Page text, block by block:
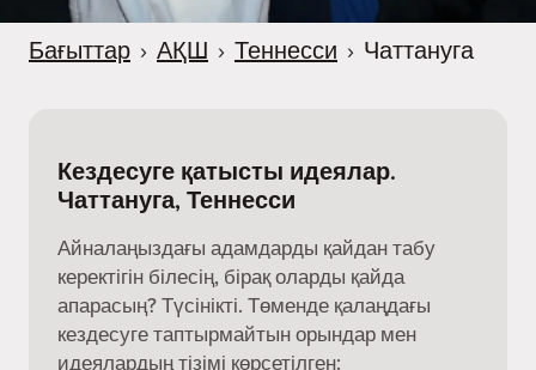
Бағыттар › АҚШ › Теннесси › Чаттануга
Кездесуге қатысты идеялар.
Чаттануга, Теннесси
Айналаңыздағы адамдарды қайдан табу
керектігін білесің, бірақ оларды қайда
апарасың? Түсінікті. Төменде қалаңдағы
кездесуге таптырмайтын орындар мен
идеялардың тізімі көрсетілген: